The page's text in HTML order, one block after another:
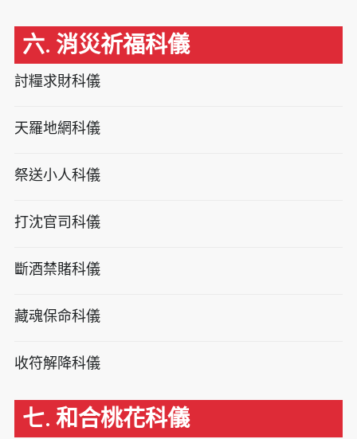
六. 消災祈福科儀
討糧求財科儀
天羅地網科儀
祭送小人科儀
打沈官司科儀
斷酒禁賭科儀
藏魂保命科儀
收符解降科儀
七. 和合桃花科儀